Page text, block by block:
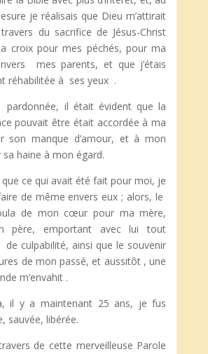
je réalisais que Dieu m’attirait
du sacrifice de Jésus-Christ
croix pour mes péchés, pour ma
mes parents, et que j’étais
réhabilitée à ses yeux .
il était évident que la
pouvait être était accordée à ma
son manque d’amour, et à mon
haine à mon égard.
que ce qui avait été fait pour moi, je
de même envers eux ; alors, le
de mon cœur pour ma mère,
père, emportant avec lui tout
culpabilité, ainsi que le souvenir
de mon passé, et aussitôt , une
m’envahit .
il y a maintenant 25 ans, je fus
sauvée, libérée.
de cette merveilleuse Parole